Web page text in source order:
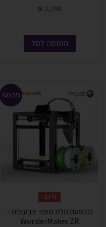
₪ 2,290
הוספה לסל
מבצע!
17%-
מדפסת תלת מימד צבעונית –
WonderMaker ZR